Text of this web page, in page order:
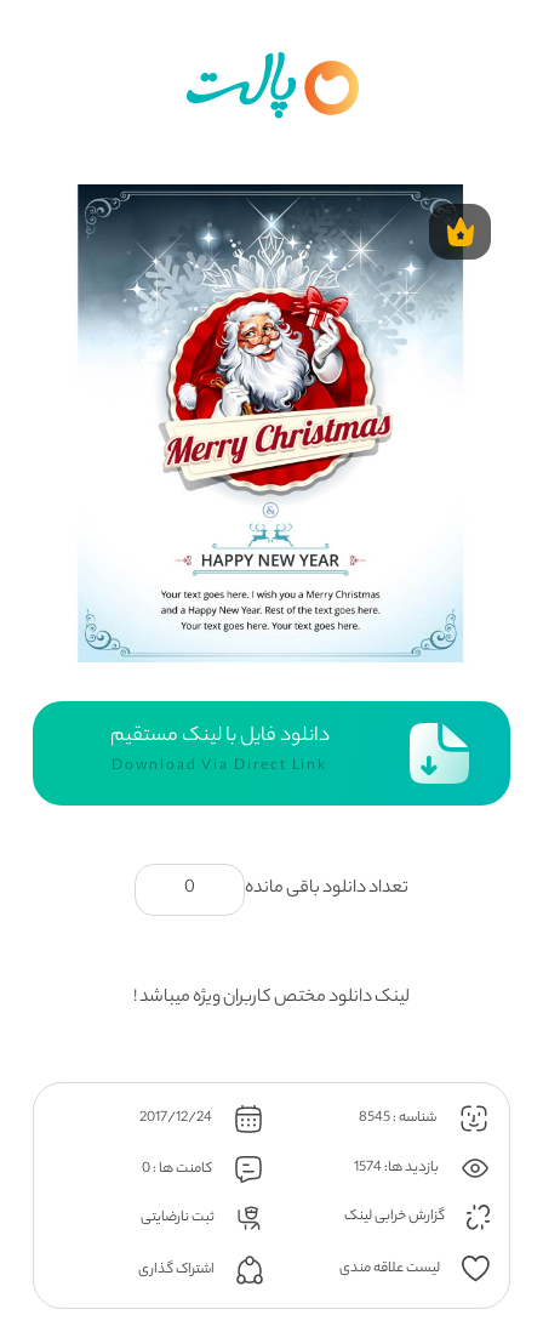
دانلود فایل با لینک مستقیم
Download Via Direct Link
تعداد دانلود باقی مانده 0
لینک دانلود مختص کاربران ویژه میباشد !
شناسه : 8545 2017/12/24
بازدید ها: 1574
کامنت ها : 0
گزارش خرابی لینک
ثبت نارضایتی
لیست علاقه مندی اشتراک گذاری